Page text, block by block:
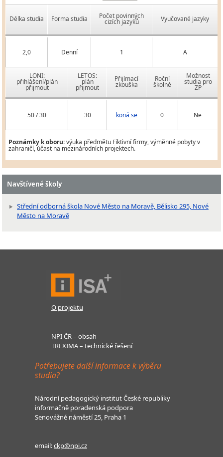
Délka studia Forma studia Počet povinných
cizích jazyků Vyučované jazyky
2,0 Denní 1 A
LONI:
přihlášení/plán
přijmout
LETOS:
plán
přijmout
Přijímací
zkouška
Roční
školné
Možnost
studia pro
ZP
50 / 30 30 koná se 0 Ne
Poznámky k oboru:výuka předmětu Fiktivní firmy, výměnné pobyty v
zahraničí, účast na mezinárodních projektech.
Navštívené školy
Střední odborná škola Nové Město na Moravě, Bělisko 295, Nové
Město na Moravě
O projektu
NPI ČR – obsah
TREXIMA – technické řešení
Potřebujete další informace k výběru
studia?
Národní pedagogický institut České republiky
informačně poradenská podpora
Senovážné náměstí 25, Praha 1
email:ckp@npi.cz